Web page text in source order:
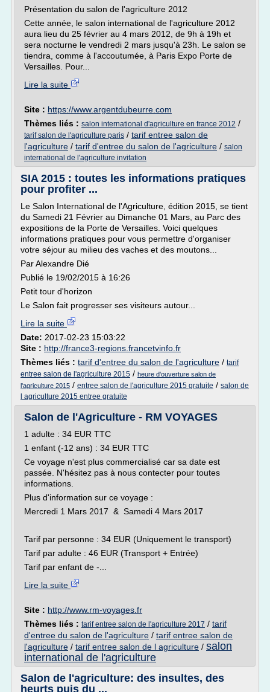
Présentation du salon de l'agriculture 2012
Cette année, le salon international de l'agriculture 2012
aura lieu du 25 février au 4 mars 2012, de 9h à 19h et
sera nocturne le vendredi 2 mars jusqu'à 23h. Le salon se
tiendra, comme à l'accoutumée, à Paris Expo Porte de
Versailles. Pour...
Lire la suite
Site : https://www.argentdubeurre.com
Thèmes liés : salon international d'agriculture en france 2012 /
tarif salon de l'agriculture paris / tarif entree salon de
l'agriculture / tarif d'entree du salon de l'agriculture / salon
international de l'agriculture invitation
SIA 2015 : toutes les informations pratiques
pour profiter ...
Le Salon International de l'Agriculture, édition 2015, se tient
du Samedi 21 Février au Dimanche 01 Mars, au Parc des
expositions de la Porte de Versailles. Voici quelques
informations pratiques pour vous permettre d'organiser
votre séjour au milieu des vaches et des moutons...
Par Alexandre Dié
Publié le 19/02/2015 à 16:26
Petit tour d'horizon
Le Salon fait progresser ses visiteurs autour...
Lire la suite
Date: 2017-02-23 15:03:22
Site : http://france3-regions.francetvinfo.fr
Thèmes liés : tarif d'entree du salon de l'agriculture / tarif
entree salon de l'agriculture 2015 / heure d'ouverture salon de
l'agriculture 2015 / entree salon de l'agriculture 2015 gratuite / salon de
l agriculture 2015 entree gratuite
Salon de l'Agriculture - RM VOYAGES
1 adulte : 34 EUR TTC
1 enfant (-12 ans) : 34 EUR TTC
Ce voyage n'est plus commercialisé car sa date est
passée. N'hésitez pas à nous contecter pour toutes
informations.
Plus d'information sur ce voyage :
Mercredi 1 Mars 2017 & Samedi 4 Mars 2017
Tarif par personne : 34 EUR (Uniquement le transport)
Tarif par adulte : 46 EUR (Transport + Entrée)
Tarif par enfant de -...
Lire la suite
Site : http://www.rm-voyages.fr
Thèmes liés : tarif entree salon de l'agriculture 2017 / tarif
d'entree du salon de l'agriculture / tarif entree salon de
l'agriculture / tarif entree salon de l agriculture / salon
international de l'agriculture
Salon de l'agriculture: des insultes, des
heurts puis du ...